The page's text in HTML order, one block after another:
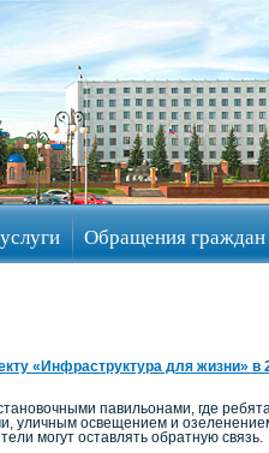
Обращения граждан
«Инфраструктура для жизни»
павильонами, где
уличным освещением и
могут оставлять обратную связь.